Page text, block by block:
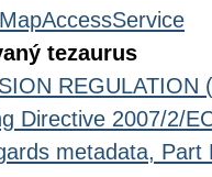
tezaurus
REGULATION
Directive 2007/2/
metadata,